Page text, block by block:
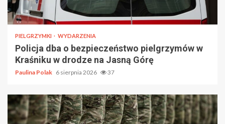
PIELGRZYMKI WYDARZENIA
Policja dba o bezpieczeństwo pielgrzymów w
Kraśniku w drodze na Jasną Górę
Paulina Polak 6 sierpnia 2026 37